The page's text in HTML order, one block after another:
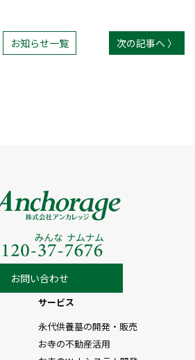
お知らせ一覧 次の記事へ 〉
お問い合わせ
サービス
永代供養墓の開発・販売
お寺の不動産活用